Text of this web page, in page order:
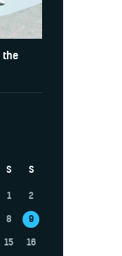
the
S S
1
2
8
9
15
16